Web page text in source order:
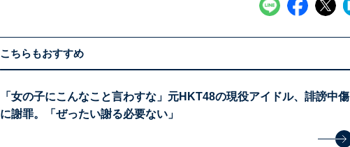
こちらもおすすめ
「女の子にこんなこと言わすな」元HKT48の現役アイドル、誹謗中傷
に謝罪。「ぜったい謝る必要ない」